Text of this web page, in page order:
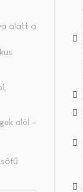
alatt a
alól –